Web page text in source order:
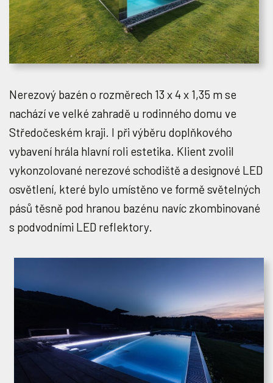
Nerezový bazén o rozměrech 13 x 4 x 1,35 m se
nachází ve velké zahradě u rodinného domu ve
Středočeském kraji. I při výběru doplňkového
vybavení hrála hlavní roli estetika. Klient zvolil
vykonzolované nerezové schodiště a designové LED
osvětlení, které bylo umístěno ve formě světelných
pásů těsně pod hranou bazénu navíc zkombinované
s podvodními LED reflektory.